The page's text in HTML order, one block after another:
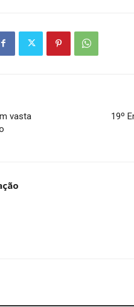
vasta
19º